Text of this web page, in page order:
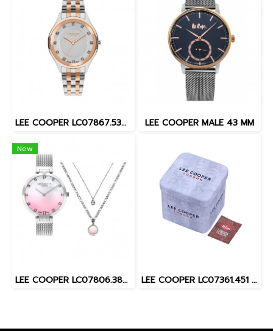
LEE COOPER LC07867.530 35 MM.นาฬิกาข้อมือผู้หญิง Silver / Rose Gold LEE COOPER MALE 43 MM
New
LEE COOPER LC07806.380 36 MM. นาฬิกาข้อมือผู้หญิง สี Silver LEE COOPER LC07361.451 MALE 45 MM. นาฬิกาข้อมือ นาฬิกาสำหรับผู้ชาย